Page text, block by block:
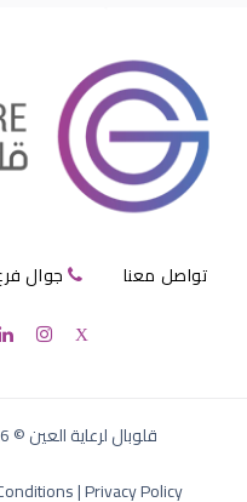
قرنية الصناعية
تواصل معنا جوال
قلوبال لرعاية العين©
|Privacy Policy